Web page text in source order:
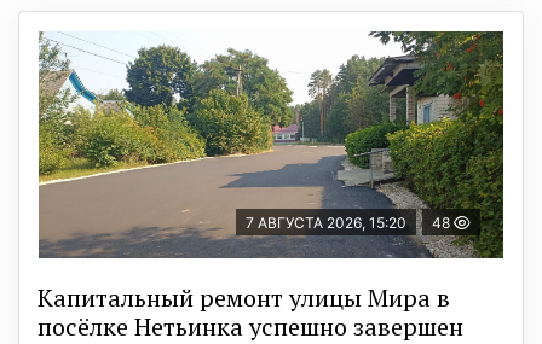
7 АВГУСТА 2026, 15:20 48
Капитальный ремонт улицы Мира в
посёлке Нетьинка успешно завершен